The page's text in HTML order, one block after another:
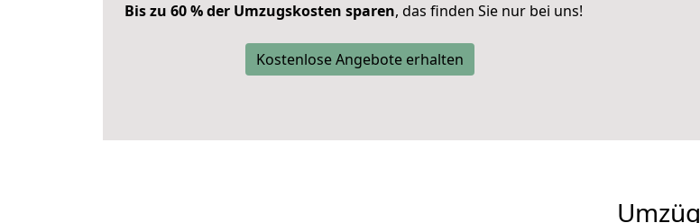
Bis zu 60 % der Umzugskosten sparen, das finden Sie nur bei uns!
Kostenlose Angebote erhalten